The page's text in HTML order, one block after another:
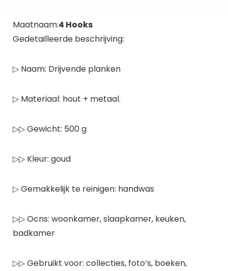
Maatnaam:4 Hooks
Gedetailleerde beschrijving:
▷ Naam: Drijvende planken
▷ Materiaal: hout + metaal.
▷▷ Gewicht: 500 g
▷▷ Kleur: goud
▷ Gemakkelijk te reinigen: handwas
▷▷ Ocns: woonkamer, slaapkamer, keuken,
badkamer
▷▷ Gebruikt voor: collecties, foto’s, boeken,